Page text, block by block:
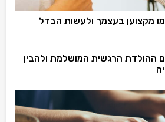
מקצוען בעצמך ולעשות הבדל
ההולדת הרגשית המושלמת ולהבין